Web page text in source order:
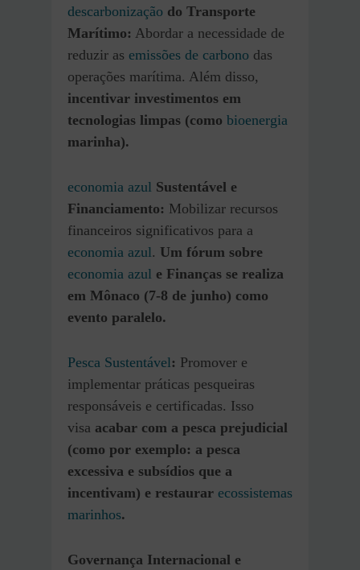
descarbonização do Transporte
Marítimo: Abordar a necessidade de
reduzir as emissões de carbono das
operações marítima. Além disso,
incentivar investimentos em
tecnologias limpas (como bioenergia
marinha).
economia azul Sustentável e
Financiamento: Mobilizar recursos
financeiros significativos para a
economia azul. Um fórum sobre
economia azul e Finanças se realiza
em Mônaco (7-8 de junho) como
evento paralelo.
Pesca Sustentável: Promover e
implementar práticas pesqueiras
responsáveis e certificadas. Isso
visa acabar com a pesca prejudicial
(como por exemplo: a pesca
excessiva e subsídios que a
incentivam) e restaurar ecossistemas
marinhos.
Governança Internacional e